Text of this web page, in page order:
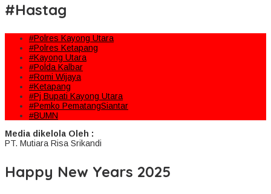
#Hastag
#Polres Kayong Utara
#Polres Ketapang
#Kayong Utara
#Polda Kalbar
#Romi Wijaya
#Ketapang
#Pj Bupati Kayong Utara
#Pemko PematangSiantar
#BUMN
Media dikelola Oleh :
PT. Mutiara Risa Srikandi
Happy New Years 2025